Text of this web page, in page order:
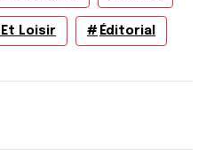
Loisir Éditorial